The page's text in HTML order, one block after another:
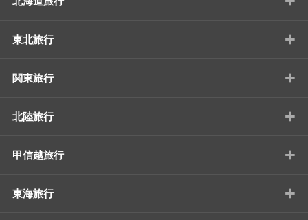
東北旅行 +
関東旅行 +
北陸旅行 +
甲信越旅行 +
東海旅行 +